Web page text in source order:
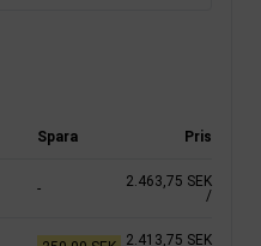
Spara Pris
-
2.463,75 SEK
/
2.413,75 SEK